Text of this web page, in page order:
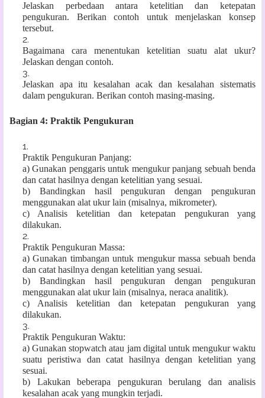
Jelaskan perbedaan antara ketelitian dan ketepatan
pengukuran. Berikan contoh untuk menjelaskan konsep
tersebut.
Bagaimana cara menentukan ketelitian suatu alat ukur?
Jelaskan dengan contoh.
Jelaskan apa itu kesalahan acak dan kesalahan sistematis
dalam pengukuran. Berikan contoh masing-masing.
Bagian 4: Praktik Pengukuran
Praktik Pengukuran Panjang:
a) Gunakan penggaris untuk mengukur panjang sebuah benda
dan catat hasilnya dengan ketelitian yang sesuai.
b) Bandingkan hasil pengukuran dengan pengukuran
menggunakan alat ukur lain (misalnya, mikrometer).
c) Analisis ketelitian dan ketepatan pengukuran yang
dilakukan.
Praktik Pengukuran Massa:
a) Gunakan timbangan untuk mengukur massa sebuah benda
dan catat hasilnya dengan ketelitian yang sesuai.
b) Bandingkan hasil pengukuran dengan pengukuran
menggunakan alat ukur lain (misalnya, neraca analitik).
c) Analisis ketelitian dan ketepatan pengukuran yang
dilakukan.
Praktik Pengukuran Waktu:
a) Gunakan stopwatch atau jam digital untuk mengukur waktu
suatu peristiwa dan catat hasilnya dengan ketelitian yang
sesuai.
b) Lakukan beberapa pengukuran berulang dan analisis
kesalahan acak yang mungkin terjadi.